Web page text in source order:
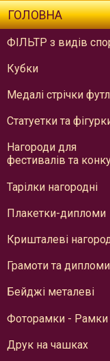
ГОЛОВНА
ФІЛЬТР з видів
Кубки
Медалі стрічки
Статуетки та
Нагороди для
фестивалів та
Тарілки нагородні
Плакетки-дипломи
Кришталеві
Грамоти та дипломи
Бейджі металеві
Фоторамки - Рамки
Друк на чашках